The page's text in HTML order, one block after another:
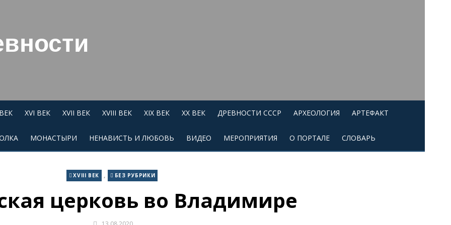
XVI ВЕК XVII ВЕК XVIII ВЕК XIX ВЕК XX ВЕК ДРЕВНОСТИ СССР АРХЕОЛОГИЯ АРТЕФАКТ
МОНАСТЫРИ НЕНАВИСТЬ И ЛЮБОВЬ ВИДЕО МЕРОПРИЯТИЯ О ПОРТАЛЕ СЛОВАРЬ
XVIII ВЕК , БЕЗ РУБРИКИ
церковь во Владимире